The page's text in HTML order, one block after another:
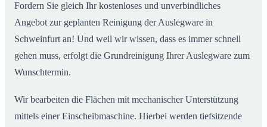
Fordern Sie gleich Ihr kostenloses und unverbindliches
Angebot zur geplanten Reinigung der Auslegware in
Schweinfurt an! Und weil wir wissen, dass es immer schnell
gehen muss, erfolgt die Grundreinigung Ihrer Auslegware zum
Wunschtermin.
Wir bearbeiten die Flächen mit mechanischer Unterstützung
mittels einer Einscheibmaschine. Hierbei werden tiefsitzende